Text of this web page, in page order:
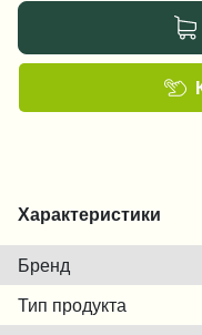
Характеристики
Бренд
Тип продукта